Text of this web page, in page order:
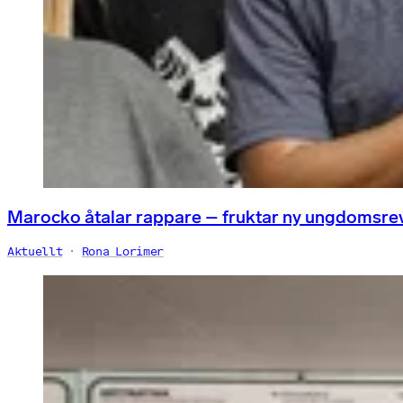
Marocko åtalar rappare – fruktar ny
Aktuellt Rona Lorimer